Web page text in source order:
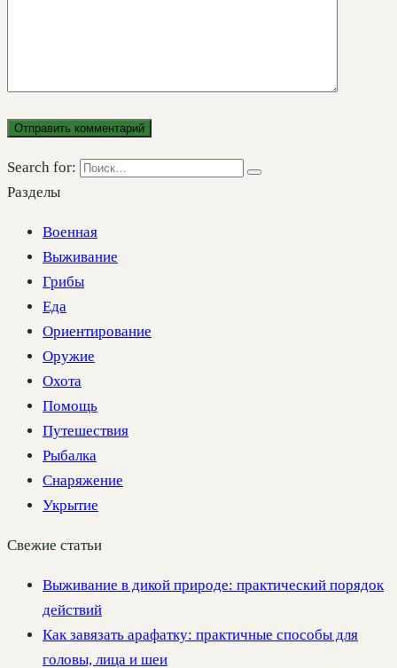
Search for:
Разделы
Военная
Выживание
Грибы
Еда
Ориентирование
Оружие
Охота
Помощь
Путешествия
Рыбалка
Снаряжение
Укрытие
Свежие статьи
Выживание в дикой природе: практический порядок
действий
Как завязать арафатку: практичные способы для
головы, лица и шеи